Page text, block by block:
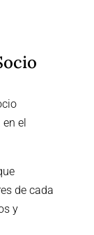
el
de cada
y